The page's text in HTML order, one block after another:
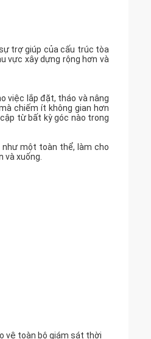
trợ giúp của cấu trúc tòa
vực xây dựng rộng hơn và